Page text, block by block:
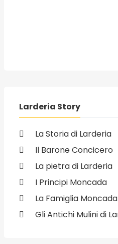
Larderia Story
La Storia di Larderia
Il Barone Concicero
La pietra di Larderia
I Principi Moncada
La Famiglia
Gli Antichi Mulini di